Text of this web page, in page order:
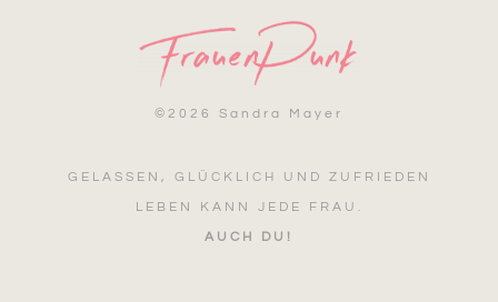
© 2026 Sandra Mayer
GELASSEN, GLÜCKLICH UND ZUFRIEDEN
LEBEN KANN JEDE FRAU.
AUCH DU!